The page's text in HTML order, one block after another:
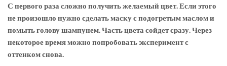
С первого раза сложно получить желаемый цвет. Если этого
не произошло нужно сделать маску с подогретым маслом и
помыть голову шампунем. Часть цвета сойдет сразу. Через
некоторое время можно попробовать эксперимент с
оттенком снова.